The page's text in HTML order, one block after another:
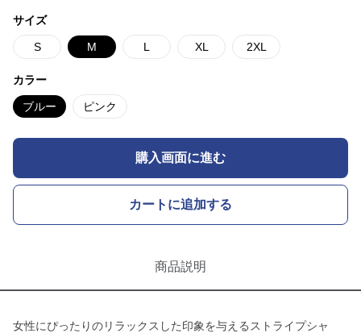
サイズ
S M L XL 2XL
カラー
ブルー ピンク
購入画面に進む
カートに追加する
商品説明
女性にぴったりのリラックスした印象を与えるストライプシャ